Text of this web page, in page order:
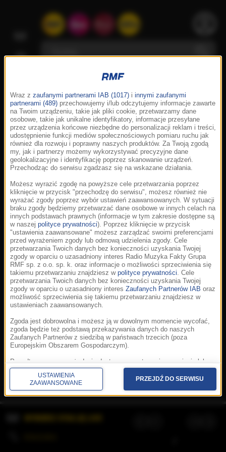
Korzystanie z portalu oznacza akceptację
Prywatność.Aplikacje.© 2026 Radio Muzyka
Fakty Grupa RMF sp. z o.o. sp. k.
Wraz z zaufanymi partnerami IAB (1017) i innymi zaufanymi
partnerami (489) przechowujemy i/lub odczytujemy informacje zawarte
na Twoim urządzeniu, takie jak pliki cookie, przetwarzamy dane
osobowe, takie jak unikalne identyfikatory, informacje przesyłane
przez urządzenia końcowe niezbędne do personalizacji reklam i treści,
udostępnienie funkcji mediów społecznościowych pomiaru ruchu jak
również dla rozwoju i poprawny naszych produktów. Za Twoją zgodą
my, jak i partnerzy możemy wykorzystywać precyzyjne dane
geolokalizacyjne i identyfikację poprzez skanowanie urządzeń.
Przechodząc do serwisu zgadzasz się na wskazane działania.
Możesz wyrazić zgodę na powyższe cele przetwarzania poprzez
kliknięcie w przycisk "przechodzę do serwisu", możesz również nie
wyrażać zgody poprzez wybór ustawień zaawansowanych. W sytuacji
braku zgody będziemy przetwarzać dane osobowe w innych celach na
innych podstawach prawnych (informacje w tym zakresie dostępne są
w naszej polityce prywatności). Poprzez kliknięcie w przycisk
"ustawienia zaawansowane" możesz zarządzać swoimi preferencjami
przed wyrażeniem zgody lub odmową udzielenia zgody. Cele
przetwarzania Twoich danych bez konieczności uzyskania Twojej
zgody w oparciu o uzasadniony interes Radio Muzyka Fakty Grupa
RMF sp. z o.o. sp. k. oraz informacje o możliwości sprzeciwienia się
takiemu przetwarzaniu znajdziesz w polityce prywatności. Cele
przetwarzania Twoich danych bez konieczności uzyskania Twojej
zgody w oparciu o uzasadniony interes Zaufanych Partnerów IAB oraz
możliwość sprzeciwienia się takiemu przetwarzaniu znajdziesz w
ustawieniach zaawansowanych.
Zgoda jest dobrowolna i możesz ją w dowolnym momencie wycofać,
zgoda będzie też podstawą przekazywania danych do naszych
Zaufanych Partnerów z siedzibą w państwach trzecich (poza
Europejskim Obszarem Gospodarczym).
Ponadto masz prawo żądania dostępu, sprostowania, usunięcia lub
ograniczenia przetwarzania danych, a także złożenia skargi do
Prezesa Urzędu Ochrony Danych Osobowych. W polityce prywatności
znajdziesz informacje jak wykonać swoje prawa. Szczegółowe
informacje na temat przetwarzania Twoich danych znajdują się w
USTAWIENIA
ZAAWANSOWANE
PRZEJDŹ DO SERWISU